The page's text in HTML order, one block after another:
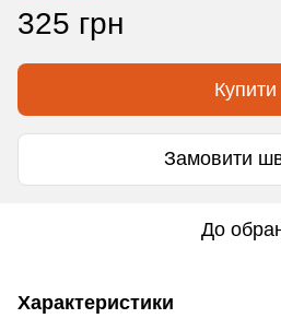
325 грн
Купити
Замовити
До
Характеристики